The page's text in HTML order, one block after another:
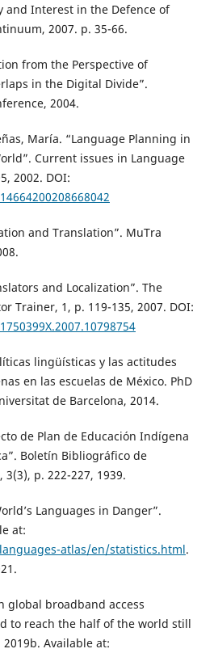
and Interest in the Defence of
2007. p. 35-66.
from the Perspective of
in the Digital Divide”.
2004.
María. “Language Planning in
Current issues in Language
2002. DOI:
and Translation”. MuTra
and Localization”. The
Trainer, 1, p. 119-135, 2007. DOI:
lingüísticas y las actitudes
en las escuelas de México. PhD
de Barcelona, 2014.
de Plan de Educación Indígena
Boletín Bibliográfico de
p. 222-227, 1939.
Languages in Danger”.
at:
atlas/en/statistics.html.
global broadband access
to reach the half of the world still
2019b. Available at: